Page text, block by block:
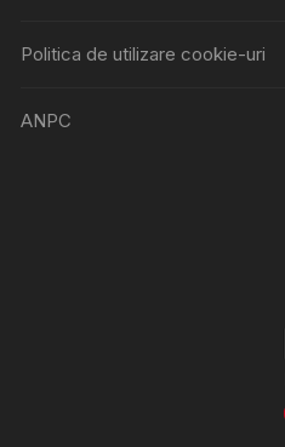
Politica de utilizare cookie-uri
ANPC